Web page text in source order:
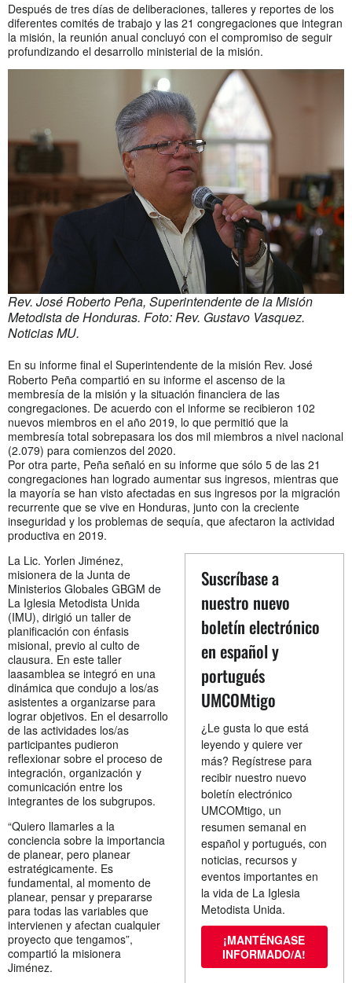
Después de tres días de deliberaciones, talleres y reportes de los
diferentes comités de trabajo y las 21 congregaciones que integran
la misión, la reunión anual concluyó con el compromiso de seguir
profundizando el desarrollo ministerial de la misión.
Rev. José Roberto Peña, Superintendente de la Misión
Metodista de Honduras. Foto:Rev. Gustavo Vasquez.
Noticias MU.
En su informe final el Superintendente de la misión Rev. José
Roberto Peña compartió en su informe el ascenso de la
membresía de la misión y la situación financiera de las
congregaciones. De acuerdo con el informe se recibieron 102
nuevos miembros en el año 2019, lo que permitió que la
membresía total sobrepasara los dos mil miembros a nivel nacional
(2.079) para comienzos del 2020.
Por otra parte, Peña señaló en su informe que sólo 5 de las 21
congregaciones han logrado aumentar sus ingresos, mientras que
la mayoría se han visto afectadas en sus ingresos por la migración
recurrente que se vive en Honduras, junto con la creciente
inseguridad y los problemas de sequía, que afectaron la actividad
productiva en 2019.
Suscríbase a
nuestro nuevo
boletín electrónico
en español y
portugués
UMCOMtigo
¿Le gusta lo que está
leyendo y quiere ver
más? Regístrese para
recibir nuestro nuevo
boletín electrónico
UMCOMtigo, un
resumen semanal en
español y portugués, con
noticias, recursos y
eventos importantes en
la vida de La Iglesia
Metodista Unida.
¡MANTÉNGASE
INFORMADO/A!
La Lic. Yorlen Jiménez,
misionera de la Junta de
Ministerios Globales GBGM de
La Iglesia Metodista Unida
(IMU), dirigió un taller de
planificación con énfasis
misional, previo al culto de
clausura. En este taller
laasamblea se integró en una
dinámica que condujo a los/as
asistentes a organizarse para
lograr objetivos. En el desarrollo
de las actividades los/as
participantes pudieron
reflexionar sobre el proceso de
integración, organización y
comunicación entre los
integrantes de los subgrupos.
“Quiero llamarles a la
conciencia sobre la importancia
de planear, pero planear
estratégicamente. Es
fundamental, al momento de
planear, pensar y prepararse
para todas las variables que
intervienen y afectan cualquier
proyecto que tengamos”,
compartió la misionera
Jiménez.